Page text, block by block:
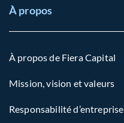
À propos
À propos de Fiera Capital
Mission, vision et valeurs
Responsabilité d’entreprise